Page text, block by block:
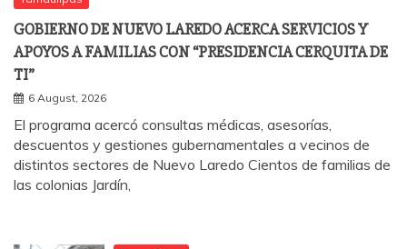
GOBIERNO DE NUEVO LAREDO ACERCA SERVICIOS Y
APOYOS A FAMILIAS CON “PRESIDENCIA CERQUITA DE
TI”
6 August, 2026
El programa acercó consultas médicas, asesorías,
descuentos y gestiones gubernamentales a vecinos de
distintos sectores de Nuevo Laredo Cientos de familias de
las colonias Jardín,